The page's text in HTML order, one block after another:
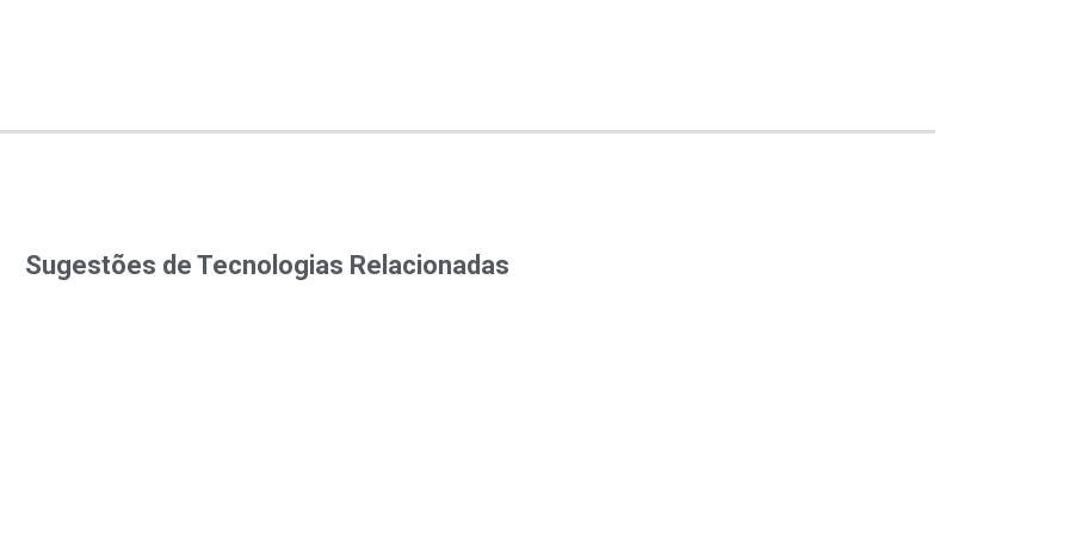
Sugestões de Tecnologias Relacionadas